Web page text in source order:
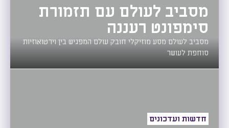
מסביב לעולם עם תזמורת
סימפונט רעננה
מסביב לעולם מסע מוזיקלי חובק עולם המפגיש בין וירטואוזיות
סוחפת לעושר
חדשות ועדכונים